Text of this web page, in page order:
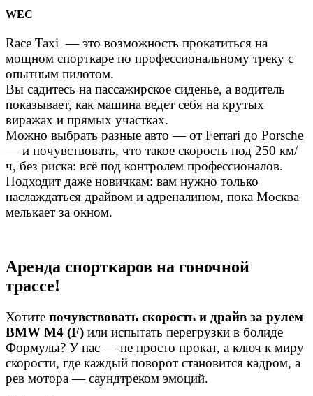
WEC
Race Taxi — это возможность прокатиться на
мощном спорткаре по профессиональному треку с
опытным пилотом.
Вы садитесь на пассажирское сиденье, а водитель
показывает, как машина ведет себя на крутых
виражах и прямых участках.
Можно выбрать разные авто — от Ferrari до Porsche
— и почувствовать, что такое скорость под 250 км/
ч, без риска: всё под контролем профессионалов.
Подходит даже новичкам: вам нужно только
наслаждаться драйвом и адреналином, пока Москва
мелькает за окном.
Аренда спорткаров на гоночной
трассе!
Хотите почувствовать скорость и драйв за рулем
BMW M4 (F) или испытать перегрузки в болиде
Формулы? У нас — не просто прокат, а ключ к миру
скорости, где каждый поворот становится кадром, а
рев мотора — саундтреком эмоций.